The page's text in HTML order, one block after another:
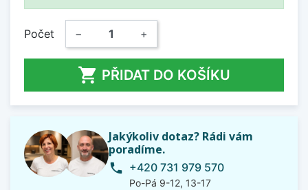
Počet − +
 PŘIDAT DO KOŠÍKU
Jakýkoliv dotaz? Rádi vám
poradíme.
phone +420 731 979 570
Po-Pá 9-12, 13-17